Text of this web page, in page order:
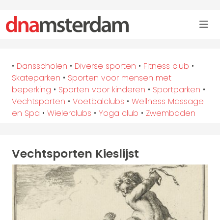
• Dansscholen • Diverse sporten • Fitness club •
Skateparken • Sporten voor mensen met
beperking • Sporten voor kinderen • Sportparken •
Vechtsporten • Voetbalclubs • Wellness Massage
en Spa • Wielerclubs • Yoga club • Zwembaden
Vechtsporten Kieslijst